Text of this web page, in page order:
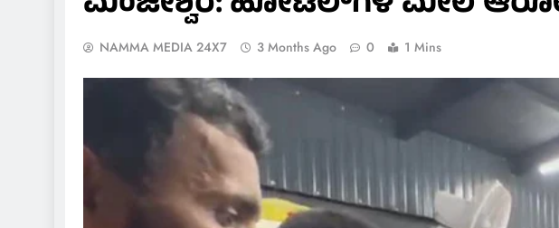
NAMMA MEDIA 24X7 3 Months Ago 0 1 Mins